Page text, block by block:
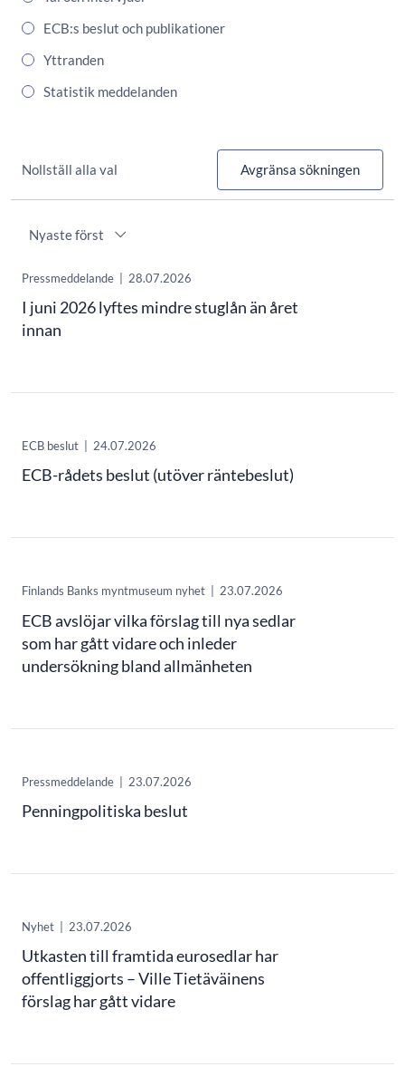
ECB:s beslut och publikationer
Yttranden
Statistik meddelanden
Nollställ alla val Avgränsa sökningen
Pressmeddelande 28.07.2026
I juni 2026 lyftes mindre stuglån än året
innan
ECB beslut 24.07.2026
ECB-rådets beslut (utöver räntebeslut)
Finlands Banks myntmuseum nyhet 23.07.2026
ECB avslöjar vilka förslag till nya sedlar
som har gått vidare och inleder
undersökning bland allmänheten
Pressmeddelande | 23.07.2026
Penningpolitiska beslut
Nyhet 23.07.2026
Utkasten till framtida eurosedlar har
offentliggjorts – Ville Tietäväinens
förslag har gått vidare